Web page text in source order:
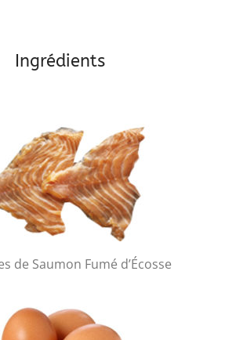
Ingrédients
de Saumon Fumé d’Écosse